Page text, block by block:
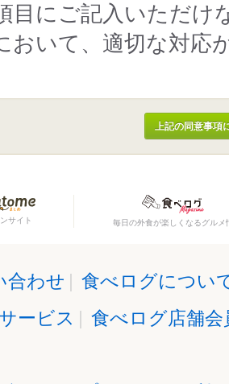
目にご記入いただけ
おいて、適切な対応
サイト 毎日の外食が楽しくなるグルメ
合わせ | 食べログについ
ービス | 食べログ店舗